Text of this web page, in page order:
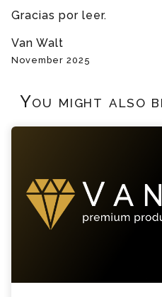
Gracias por leer.
Van Walt
November 2025
You might also